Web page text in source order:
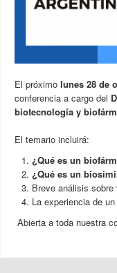
El próximo lunes 28 de
conferencia a cargo del
biotecnología y
El temario incluirá:
¿Qué es un
¿Qué es un
Breve análisis sobre
La experiencia de
Abierta a toda nuestra